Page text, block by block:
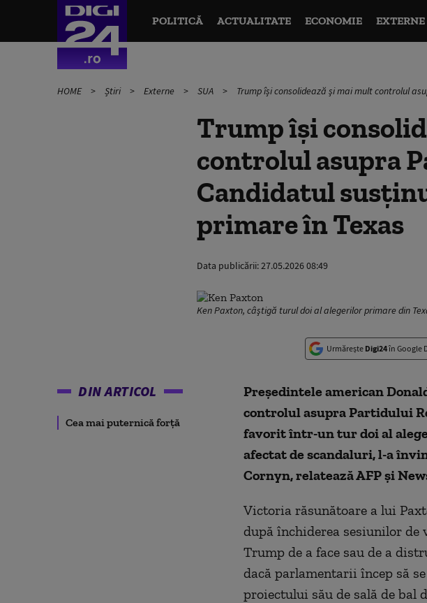
POLITICĂ ACTUALITATE ECONOMIE EXTERNE
HOME Știri Externe SUA Trump își consolidează şi mai mult controlul
Trump își
controlul asupra
Candidatul
primare în Texas
Data publicării:27.05.2026 08:49
Ken Paxton, câştigă turul doi al alegerilor primare din
Urmărește Digi24în Google
DIN ARTICOL
Cea mai puternică forţă
Preşedintele american
controlul asupra Partidului
favorit într-un tur doi al
afectat de scandaluri, l-a
Cornyn, relatează AFP și
Victoria răsunătoare a lui
după închiderea sesiunilor
Trump de a face sau de a
dacă parlamentarii încep să
proiectului său de sală de bal